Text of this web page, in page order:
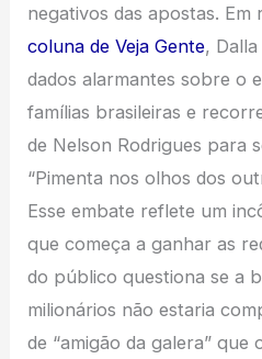
negativos das apostas. Em
coluna de Veja Gente,
dados alarmantes sobre o
famílias brasileiras e
de Nelson Rodrigues para
“Pimenta nos olhos dos
Esse embate reflete um
que começa a ganhar as
do público questiona se a
milionários não estaria
de “amigão da galera” que